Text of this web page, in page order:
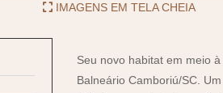
IMAGENS EM TELA CHEIA
Seu novo habitat em meio
Balneário Camboriú/SC.